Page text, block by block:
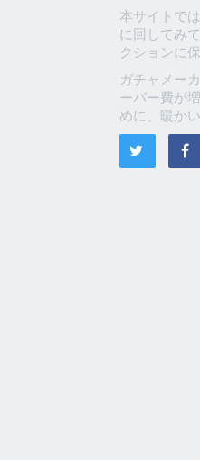
本サイトで
に回してみ
クションに
ガチャメー
ーバー費が
めに、暖か